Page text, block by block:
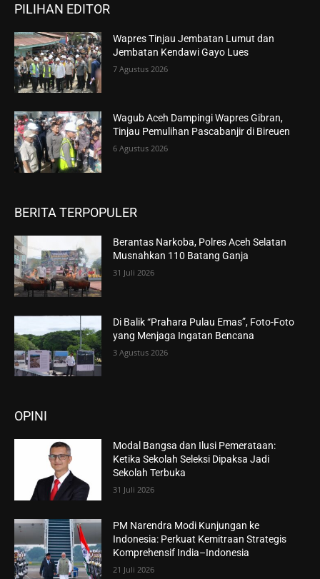
PILIHAN EDITOR
Wapres Tinjau Jembatan Lumut dan
Jembatan Kendawi Gayo Lues
7 Agustus 2026
Wagub Aceh Dampingi Wapres Gibran,
Tinjau Pemulihan Pascabanjir di Bireuen
6 Agustus 2026
BERITA TERPOPULER
Berantas Narkoba, Polres Aceh Selatan
Musnahkan 110 Batang Ganja
31 Juli 2026
Di Balik “Prahara Pulau Emas”, Foto-Foto
yang Menjaga Ingatan Bencana
3 Agustus 2026
OPINI
Modal Bangsa dan Ilusi Pemerataan:
Ketika Sekolah Seleksi Dipaksa Jadi
Sekolah Terbuka
31 Juli 2026
PM Narendra Modi Kunjungan ke
Indonesia: Perkuat Kemitraan Strategis
Komprehensif India–Indonesia
21 Juli 2026